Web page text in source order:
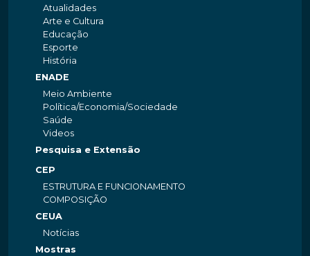
Atualidades
Arte e Cultura
Educação
Esporte
História
ENADE
Meio Ambiente
Política/Economia/Sociedade
Saúde
Videos
Pesquisa e Extensão
CEP
ESTRUTURA E FUNCIONAMENTO
COMPOSIÇÃO
CEUA
Notícias
Mostras